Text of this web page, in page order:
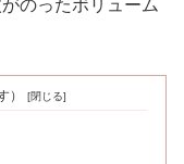
のったボリューム
）